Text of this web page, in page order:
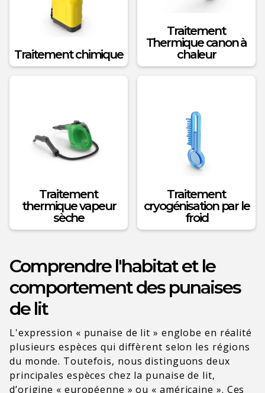
Traitement chimique
Traitement
Thermique canon à
chaleur
Traitement
thermique vapeur
sèche
Traitement
cryogénisation par le
froid
Comprendre l'habitat et le
comportement des punaises
de lit
L'expression « punaise de lit » englobe en réalité
plusieurs espèces qui diffèrent selon les régions
du monde. Toutefois, nous distinguons deux
principales espèces chez la punaise de lit,
d’origine « européenne » ou « américaine ». Ces